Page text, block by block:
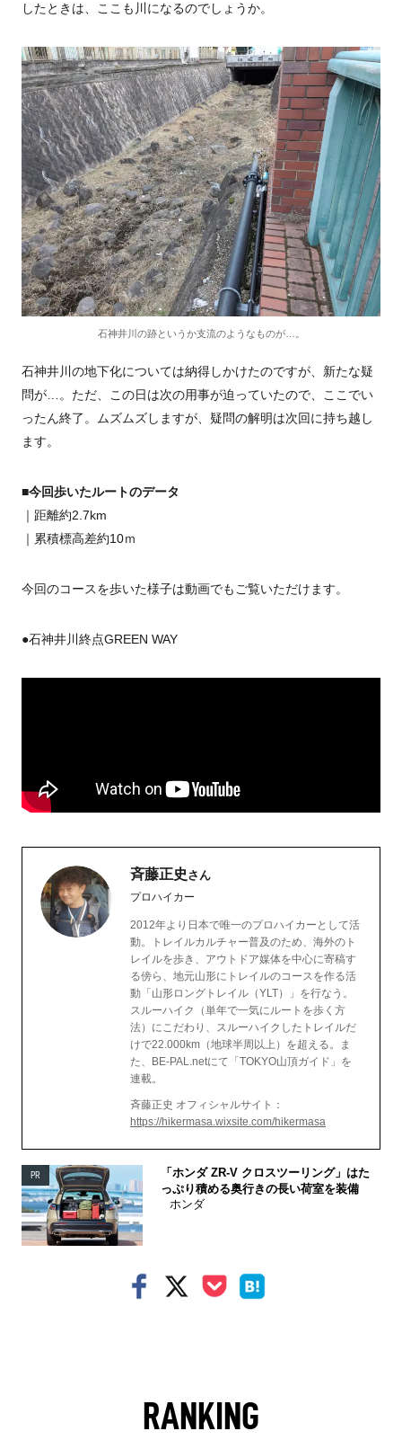
したときは、ここも川になるのでしょうか。
石神井川の跡というか支流のようなものが…。
石神井川の地下化については納得しかけたのですが、新たな疑
問が…。ただ、この日は次の用事が迫っていたので、ここでい
ったん終了。ムズムズしますが、疑問の解明は次回に持ち越し
ます。
■今回歩いたルートのデータ
｜距離約2.7km
｜累積標高差約10ｍ
今回のコースを歩いた様子は動画でもご覧いただけます。
●石神井川終点GREEN WAY
斉藤正史 さん
プロハイカー
2012年より日本で唯一のプロハイカーとして活
動。トレイルカルチャー普及のため、海外のト
レイルを歩き、アウトドア媒体を中心に寄稿す
る傍ら、地元山形にトレイルのコースを作る活
動「山形ロングトレイル（YLT）」を行なう。
スルーハイク（単年で一気にルートを歩く方
法）にこだわり、スルーハイクしたトレイルだ
けで22.000km（地球半周以上）を超える。ま
た、BE-PAL.netにて「TOKYO山頂ガイド」を
連載。
斉藤正史 オフィシャルサイト：
https://hikermasa.wixsite.com/hikermasa
PR
「ホンダ ZR-V クロスツーリング」はた
っぷり積める奥行きの長い荷室を装備
ホンダ
RANKING